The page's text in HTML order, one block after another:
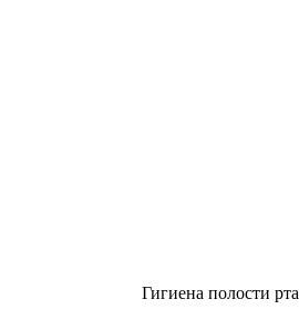
Гигиена полости рта